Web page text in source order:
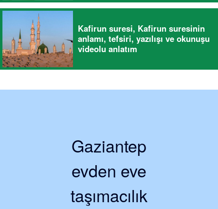
Kafirun suresi, Kafirun suresinin
anlamı, tefsiri, yazılışı ve okunuşu
videolu anlatım
Gaziantep
evden eve
taşımacılık